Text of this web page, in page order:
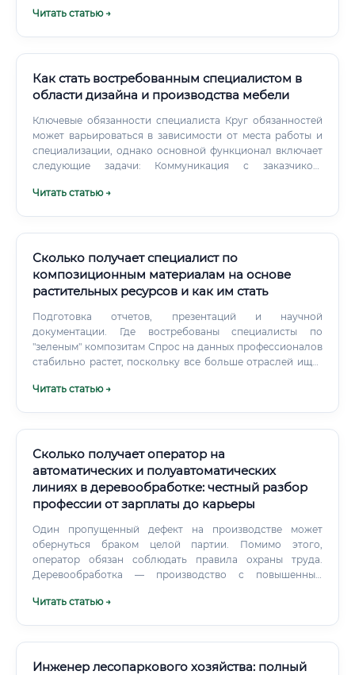
Читать статью →
Как стать востребованным специалистом в
области дизайна и производства мебели
Ключевые обязанности специалиста Круг обязанностей
может варьироваться в зависимости от места работы и
специализации, однако основной функционал включает
следующие задачи: Коммуникация с заказчиком:
согласование концепции и бюджета проекта. Разработка
(например, AutoCAD, SketchUp, 3ds Max, SolidWorks).
Читать статью →
Сколько получает специалист по
композиционным материалам на основе
растительных ресурсов и как им стать
Подготовка отчетов, презентаций и научной
документации. Где востребованы специалисты по
"зеленым" композитам Спрос на данных профессионалов
стабильно растет, поскольку все больше отраслей ищут
Основные места трудоустройства: Предприятия
Читать статью →
Сколько получает оператор на
автоматических и полуавтоматических
линиях в деревообработке: честный разбор
профессии от зарплаты до карьеры
Один пропущенный дефект на производстве может
обернуться браком целой партии. Помимо этого,
оператор обязан соблюдать правила охраны труда.
Деревообработка — производство с повышенным
Читать статью →
Инженер лесопаркового хозяйства: полный